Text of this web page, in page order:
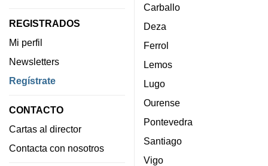
REGISTRADOS
Mi perfil
Newsletters
Regístrate
CONTACTO
Cartas al director
Contacta con nosotros
Carballo
Deza
Ferrol
Lemos
Lugo
Ourense
Pontevedra
Santiago
Vigo